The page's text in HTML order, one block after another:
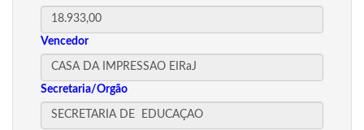
Vencedor
Secretaria/Orgão